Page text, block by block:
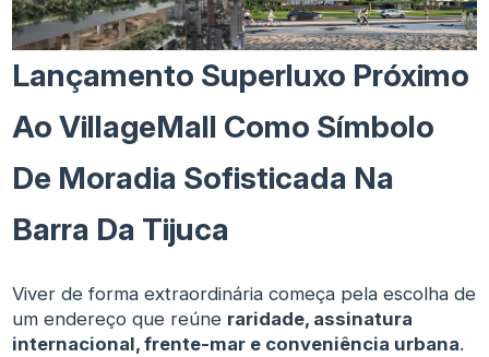
Lançamento Superluxo Próximo
Ao VillageMall Como Símbolo
De Moradia Sofisticada Na
Barra Da Tijuca
Viver de forma extraordinária começa pela escolha de
um endereço que reúne raridade, assinatura
internacional, frente-mar e conveniência urbana.